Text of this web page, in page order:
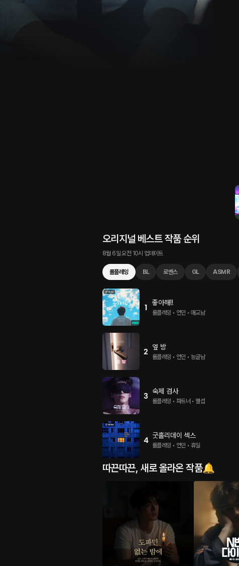
오리지널 베스트 작품 순위
8월 6일 오전 10시 업데이트
롤플레잉 BL 로맨스 GL ASMR
1 좋아해!!
롤플레잉 • 연인 • 애교남
2 옆 방
롤플레잉 • 연인 • 능글남
3 숙제 검사
롤플레잉 • 파트너 • 멜섭
4 굿홀리데이 섹스
롤플레잉 • 연인 • 휴일
따끈따끈, 새로 올라온 작품🔔